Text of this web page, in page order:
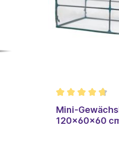
Mini-
120x60x60